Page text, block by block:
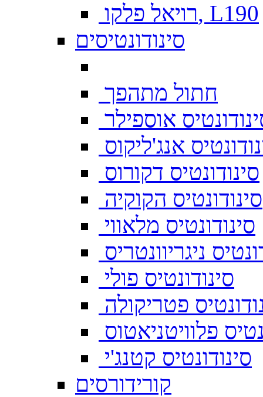
רויאל פלקו, L190
סינודונטיסים
חתול מתהפך
אוספילר
אנג'ליקוס
סינודונטיס דקורוס
סינודונטיס הקוקיה
סינודונטיס מלאווי
ניגריוונטריס
סינודונטיס פולי
פטריקולה
פלוויטניאטוס
סינודונטיס קטנג'י
קורידורסים